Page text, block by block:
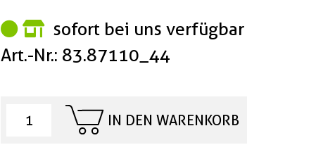
sofort bei uns verfügbar
Art.-Nr.: 83.87110_44
IN DEN WARENKORB